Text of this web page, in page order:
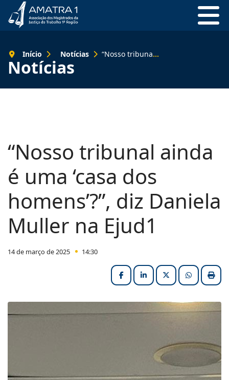
Notícias
Início Notícias “Nosso tribunal ainda é uma ‘casa dos homens’?”, diz Daniela Muller na Ejud1
“Nosso tribunal ainda
é uma ‘casa dos
homens’?”, diz Daniela
Muller na Ejud1
14 de março de 2025 14:30
FacebookLinkedInX (formerly